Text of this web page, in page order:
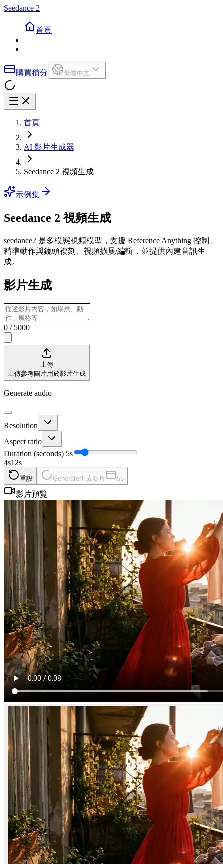
Seedance 2
首頁
購買積分 繁體中文
首頁
AI 影片生成器
Seedance 2 視頻生成
示例集
Seedance 2 視頻生成
seedance2 是多模態視頻模型，支援 Reference Anything 控制、
精準動作與鏡頭複刻、視頻擴展/編輯，並提供內建音訊生
成。
影片生成
0 / 5000
上傳
上傳參考圖片用於影片生成
Generate audio
Resolution
Aspect ratio
Duration (seconds) 5s
4s12s
重設 Generate生成影片 55
影片預覽